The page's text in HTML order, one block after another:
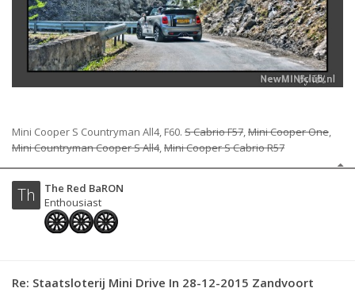
Mini Cooper S Countryman All4, F60. S Cabrio F57 Mini Cooper One
Mini Countryman Cooper S All4, Mini Cooper S Cabrio R57
Th
The Red BaRON
Enthousiast
Re: Staatsloterij Mini Drive In 28-12-2015 Zandvoort